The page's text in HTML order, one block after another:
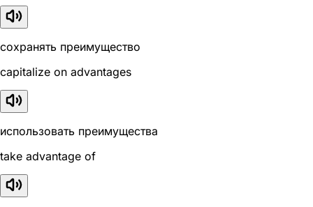
сохранять преимущество
capitalize on advantages
использовать преимущества
take advantage of